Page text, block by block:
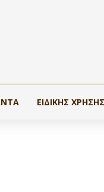
ΕΙΔΙΚΉΣ ΧΡΉΣΗΣ